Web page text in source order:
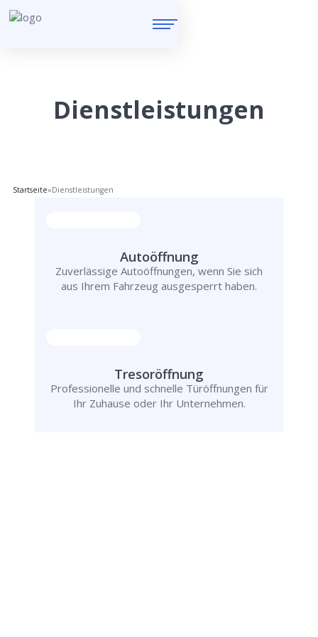
Dienstleistungen
Startseite»Dienstleistungen
Autoöffnung
Zuverlässige Autoöffnungen, wenn Sie sich
aus Ihrem Fahrzeug ausgesperrt haben.
Tresoröffnung
Professionelle und schnelle Türöffnungen für
Ihr Zuhause oder Ihr Unternehmen.